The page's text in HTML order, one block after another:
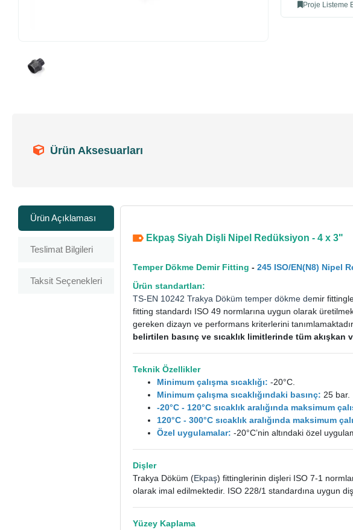
Proje Listeme
Ürün Aksesuarları
Ürün Açıklaması
Teslimat Bilgileri
Taksit Seçenekleri
Ekpaş Siyah Dişli Nipel Redüksiyon - 4 x 3"
Temper Dökme Demir Fitting -245 ISO/EN(N8) Nipel
Ürün standartları:
TS-EN 10242Trakya Döküm temper dökme demir
fitting standardı ISO 49 normlarına uygun olarak
gereken dizayn ve performans kriterlerini
belirtilen basınç ve sıcaklık limitlerinde tüm akışkan
Teknik Özellikler
Minimum çalışma sıcaklığı: -20°C.
Minimum çalışma sıcaklığındaki basınç: 25 bar.
-20°C - 120°C sıcaklık aralığında maksimum
120°C - 300°C sıcaklık aralığında maksimum
Özel uygulamalar: -20°C’nin altındaki özel
Dişler
Trakya Döküm (Ekpaş) fittinglerinin dişleri ISO 7-1
olarak imal edilmektedir. ISO 228/1 standardına uygun
Yüzey Kaplama